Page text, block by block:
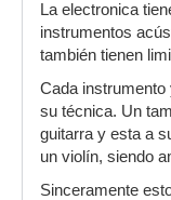
La electronica
instrumentos
también tienen
Cada instrumento
su técnica. Un
guitarra y esta a
un violín, siendo
Sinceramente